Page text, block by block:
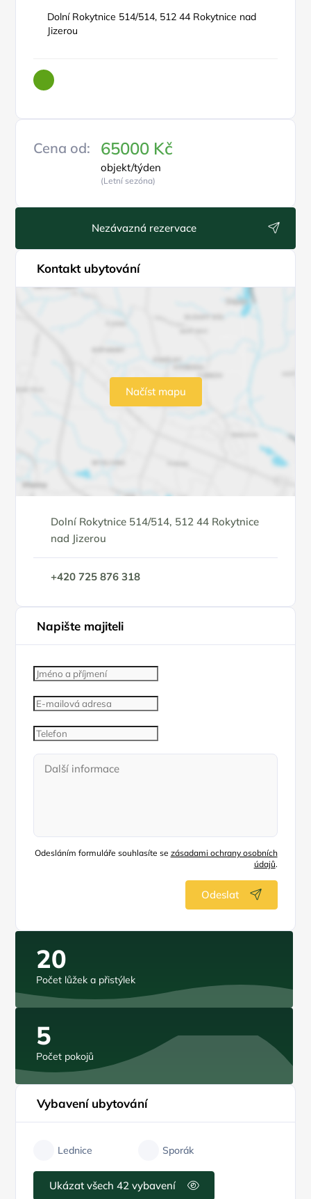
Dolní Rokytnice 514/514, 512 44 Rokytnice nad
Jizerou
Cena od: 65000 Kč
objekt/týden
(Letní sezóna)
Nezávazná rezervace
Kontakt ubytování
Načíst mapu
Dolní Rokytnice 514/514, 512 44 Rokytnice
nad Jizerou
+420 725 876 318
Napište majiteli
Odesláním formuláře souhlasíte se zásadami ochrany osobních
údajů.
Odeslat
20
Počet lůžek a přistýlek
5
Počet pokojů
Vybavení ubytování
Lednice Sporák
Ukázat všech 42 vybavení